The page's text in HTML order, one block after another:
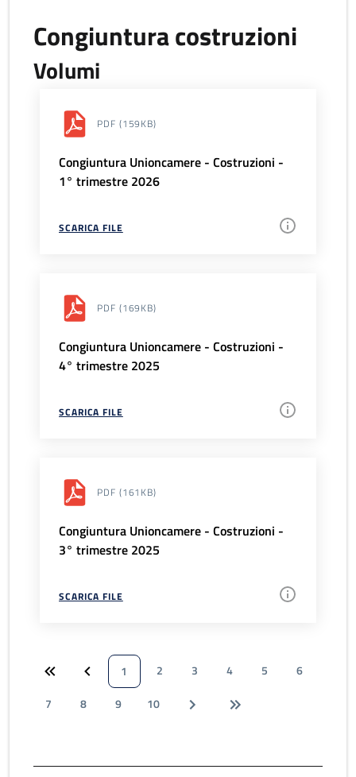
Congiuntura costruzioni
Volumi
PDF (159KB)
Congiuntura Unioncamere - Costruzioni -
1° trimestre 2026
SCARICA FILE
PDF (169KB)
Congiuntura Unioncamere - Costruzioni -
4° trimestre 2025
SCARICA FILE
PDF (161KB)
Congiuntura Unioncamere - Costruzioni -
3° trimestre 2025
SCARICA FILE
1 2 3 4 5
6
7
8 9 10